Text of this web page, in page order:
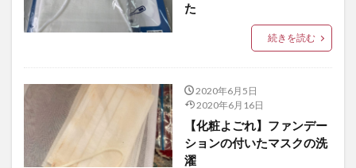
た
続きを読む
2020年6月5日
2020年6月16日
【化粧よごれ】ファンデー
ションの付いたマスクの洗
濯